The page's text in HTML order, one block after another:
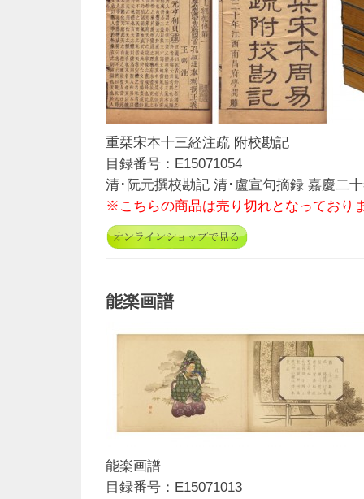
重栞宋本十三経注疏 附校勘記
目録番号：E15071054
清･阮元撰校勘記 清･盧宣句摘録 嘉慶二
※こちらの商品は売り切れとなっており
能楽画譜
能楽画譜
目録番号：E15071013